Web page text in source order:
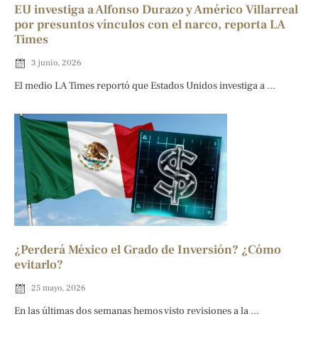
EU investiga a Alfonso Durazo y Américo Villarreal
por presuntos vínculos con el narco, reporta LA
Times
3 junio, 2026
El medio LA Times reportó que Estados Unidos investiga a ...
¿Perderá México el Grado de Inversión? ¿Cómo
evitarlo?
25 mayo, 2026
En las últimas dos semanas hemos visto revisiones a la ...